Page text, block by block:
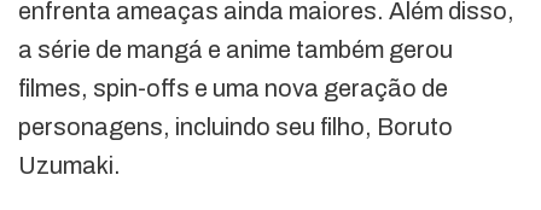
enfrenta ameaças ainda maiores. Além disso,
a série de mangá e anime também gerou
filmes, spin-offs e uma nova geração de
personagens, incluindo seu filho, Boruto
Uzumaki.